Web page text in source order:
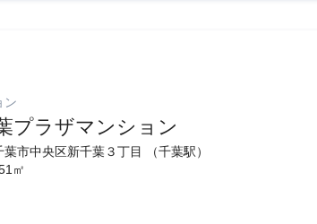
ン
プラザマンション
市中央区新千葉３丁目 （千葉駅）
㎡